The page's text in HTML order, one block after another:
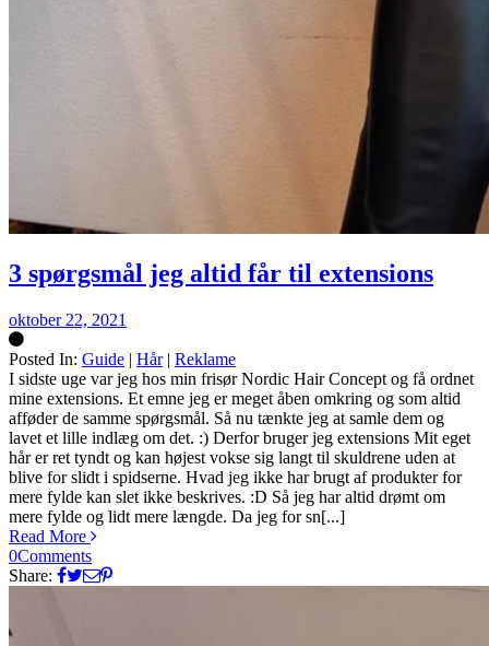
3 spørgsmål jeg altid får til extensions
oktober 22, 2021
Posted In: Guide | Hår| Reklame
Silke
I sidste uge var jeg hos min frisør Nordic Hair Concept og få ordnet
mine extensions. Et emne jeg er meget åben omkring og som altid
afføder de samme spørgsmål. Så nu tænkte jeg at samle dem og
lavet et lille indlæg om det. :) Derfor bruger jeg extensions Mit eget
hår er ret tyndt og kan højest vokse sig langt til skuldrene uden at
blive for slidt i spidserne. Hvad jeg ikke har brugt af produkter for
mere fylde kan slet ikke beskrives. :D Så jeg har altid drømt om
mere fylde og lidt mere længde. Da jeg for sn[...]
Read More
0Comments
Share: